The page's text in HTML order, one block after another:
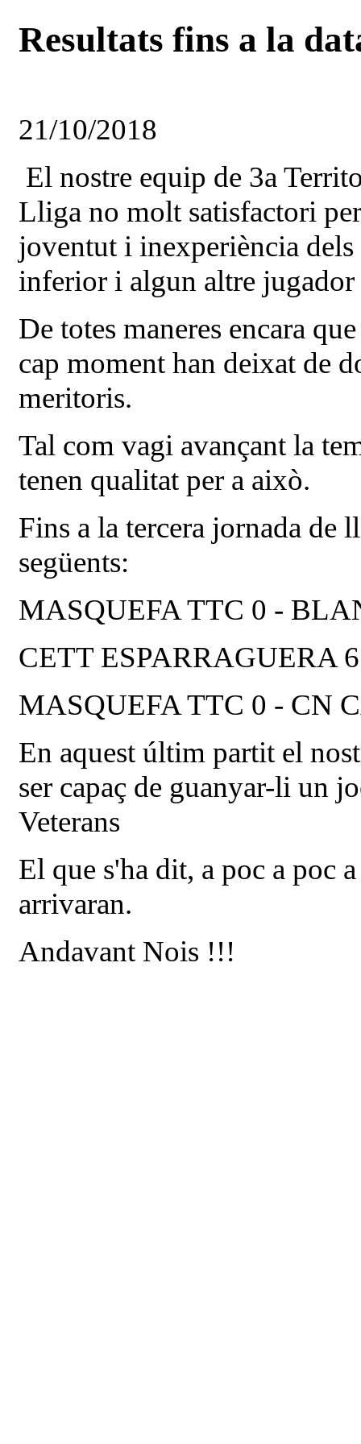
Resultats fins a la
21/10/2018
El nostre equip de 3a
Lliga no molt satisfactori
joventut i inexperiència
inferior i algun altre
De totes maneres encara
cap moment han deixat de
meritoris.
Tal com vagi avançant la
tenen qualitat per a això.
Fins a la tercera jornada de
següents:
MASQUEFA TTC 0 -
CETT ESPARRAGUERA
MASQUEFA TTC 0 - CN
En aquest últim partit el
ser capaç de guanyar-li un
Veterans
El que s'ha dit, a poc a poc
arrivaran.
Andavant Nois !!!